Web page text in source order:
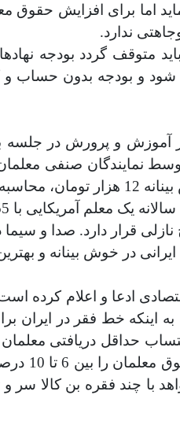
اما برای افزایش
ندارد.
متوقف گردد بودجه
شود و بودجه بدون حساب
آموزش و پرورش در جلسه
نمایندگان صنفی
در ایران
قرار دارد. صدا و
در خوش بینانه و
ادعا و اعلام کرده
بین 6 تا 10 درصد
با چند فقره بن کالا